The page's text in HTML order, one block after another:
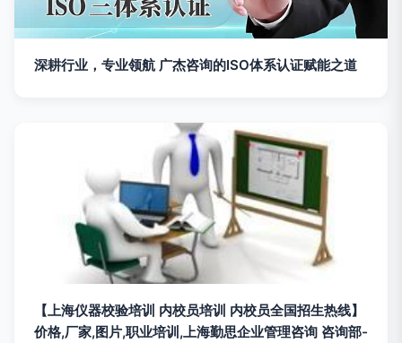
深耕行业，专业领航 广杰咨询的ISO体系认证赋能之道
【上海仪器校验培训 内校员培训 内校员全国招生热线】
价格,厂家,图片,职业培训,上海勤思企业管理咨询 咨询部-